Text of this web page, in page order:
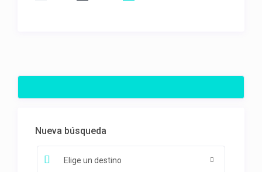
Nueva búsqueda
Elige un destino